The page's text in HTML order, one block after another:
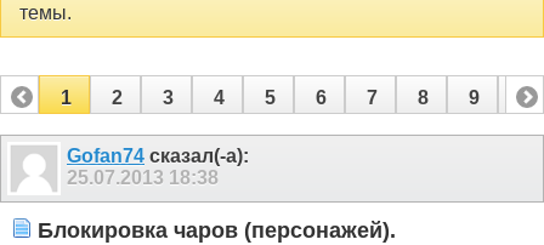
темы.
1 2 3 4 5 6 7 8 9 10
11 12
Gofan74 сказал(-а):
25.07.2013 18:38
Блокировка чаров (персонажей).